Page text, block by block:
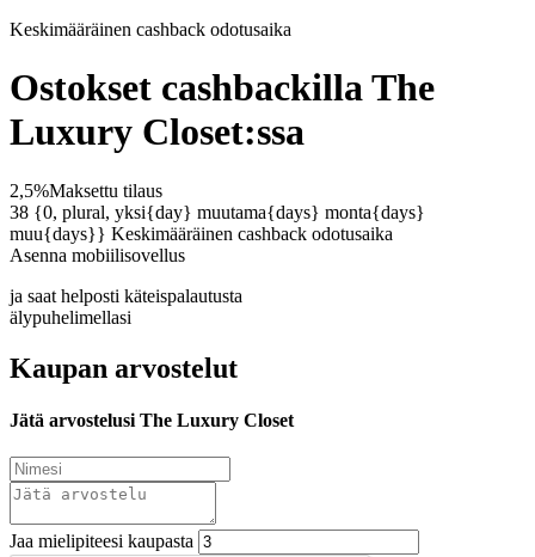
Keskimääräinen cashback odotusaika
Ostokset cashbackilla The
Luxury Closet:ssa
2,5%Maksettu tilaus
38 {0, plural, yksi{day} muutama{days} monta{days}
muu{days}} Keskimääräinen cashback odotusaika
Asenna mobiilisovellus
ja saat helposti käteispalautusta
älypuhelimellasi
Kaupan arvostelut
Jätä arvostelusi The Luxury Closet
Jaa mielipiteesi kaupasta